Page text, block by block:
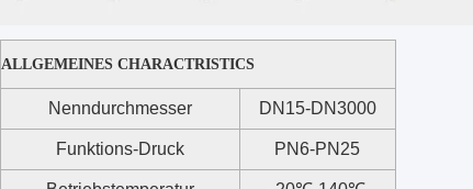
ALLGEMEINES CHARACTRISTICS
Nenndurchmesser DN15-DN3000
Funktions-Druck PN6-PN25